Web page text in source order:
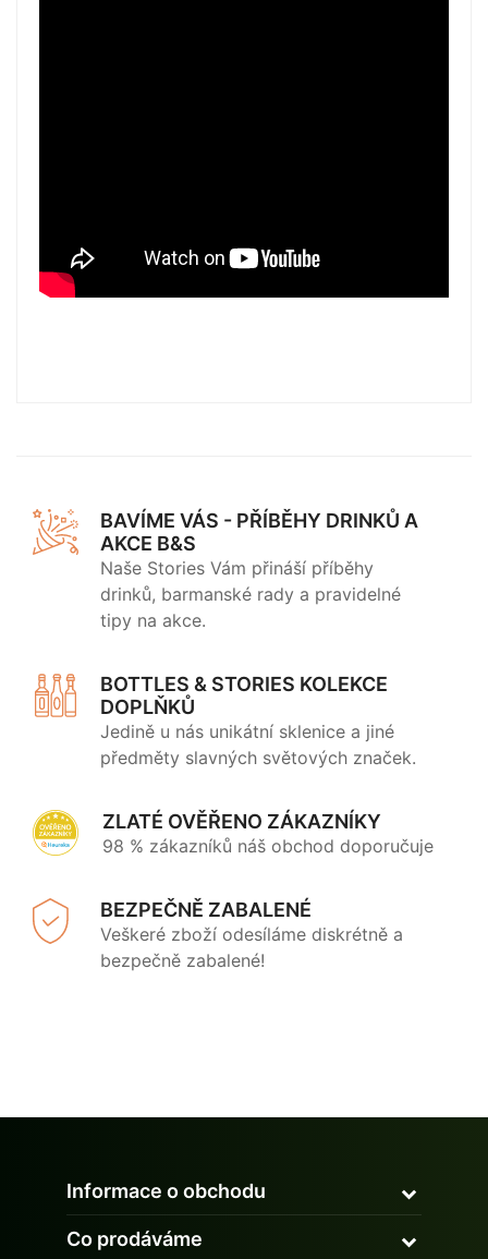
BAVÍME VÁS - PŘÍBĚHY DRINKŮ A
AKCE B&S
Naše Stories Vám přináší příběhy
drinků, barmanské rady a pravidelné
tipy na akce.
BOTTLES & STORIES KOLEKCE
DOPLŇKŮ
Jedině u nás unikátní sklenice a jiné
předměty slavných světových značek.
ZLATÉ OVĚŘENO ZÁKAZNÍKY
98 % zákazníků náš obchod doporučuje
BEZPEČNĚ ZABALENÉ
Veškeré zboží odesíláme diskrétně a
bezpečně zabalené!
Informace o obchodu
Co prodáváme